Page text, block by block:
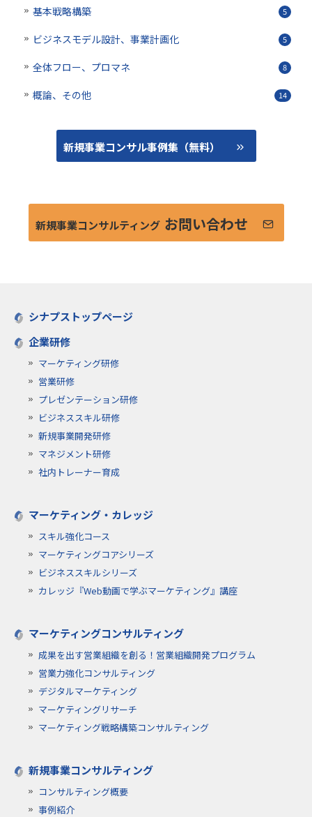
基本戦略構築 5
ビジネスモデル設計、事業計画化 5
全体フロー、プロマネ 8
概論、その他 14
新規事業コンサル事例集（無料）
新規事業コンサルティング お問い合わせ
シナプストップページ
企業研修
マーケティング研修
営業研修
プレゼンテーション研修
ビジネススキル研修
新規事業開発研修
マネジメント研修
社内トレーナー育成
マーケティング・カレッジ
スキル強化コース
マーケティングコアシリーズ
ビジネススキルシリーズ
カレッジ『Web動画で学ぶマーケティング』講座
マーケティングコンサルティング
成果を出す営業組織を創る！営業組織開発プログラム
営業力強化コンサルティング
デジタルマーケティング
マーケティングリサーチ
マーケティング戦略構築コンサルティング
新規事業コンサルティング
コンサルティング概要
事例紹介